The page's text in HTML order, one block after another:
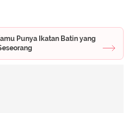
Punya Ikatan Batin yang